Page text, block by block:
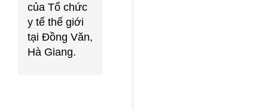
của Tổ chức
y tế thế giới
tại Đồng Văn,
Hà Giang.